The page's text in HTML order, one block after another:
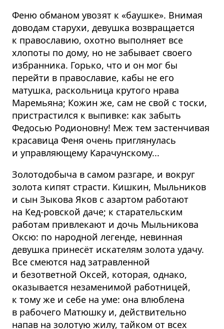
Феню обманом увозят к «баушке». Внимая
доводам старухи, девушка возвращается
к православию, охотно выполняет все
хлопоты по дому, но не забывает своего
избранника. Горько, что и он мог бы
перейти в православие, кабы не его
матушка, раскольница крутого нрава
Маремьяна; Кожин же, сам не свой с тоски,
пристрастился к выпивке: как забыть
Федосью Родионовну! Меж тем застенчивая
красавица Феня очень приглянулась
и управляющему Карачунскому...
Золотодобыча в самом разгаре, и вокруг
золота кипят страсти. Кишкин, Мыльников
и сын Зыкова Яков с азартом работают
на Кед-ровской даче; к старательским
работам привлекают и дочь Мыльникова
Оксю: по народной легенде, невинная
девушка принесёт искателям золота удачу.
Все смеются над затравленной
и безответной Оксей, которая, однако,
оказывается незаменимой работницей,
к тому же и себе на уме: она влюблена
в рабочего Матюшку и, действительно
напав на золотую жилу, тайком от всех